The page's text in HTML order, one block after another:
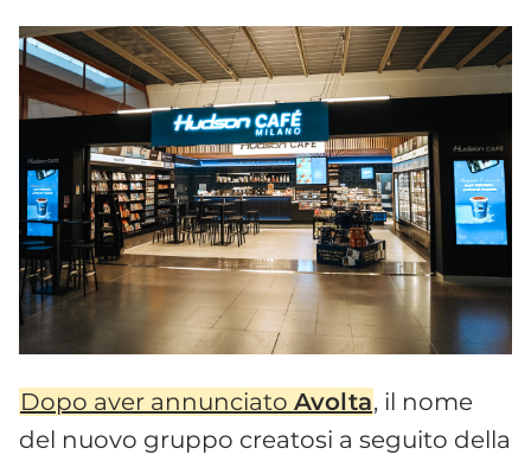
Dopo aver annunciatoAvolta, il nome
del nuovo gruppo creatosi a seguito della